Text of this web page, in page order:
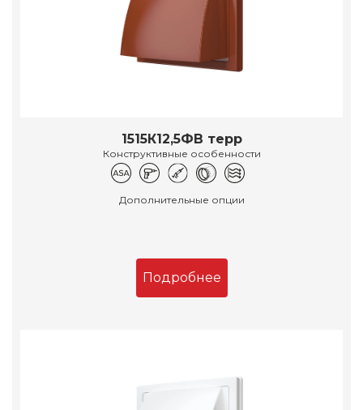
1515К12,5ФВ терр
Конструктивные особенности
Дополнительные опции
Подробнее